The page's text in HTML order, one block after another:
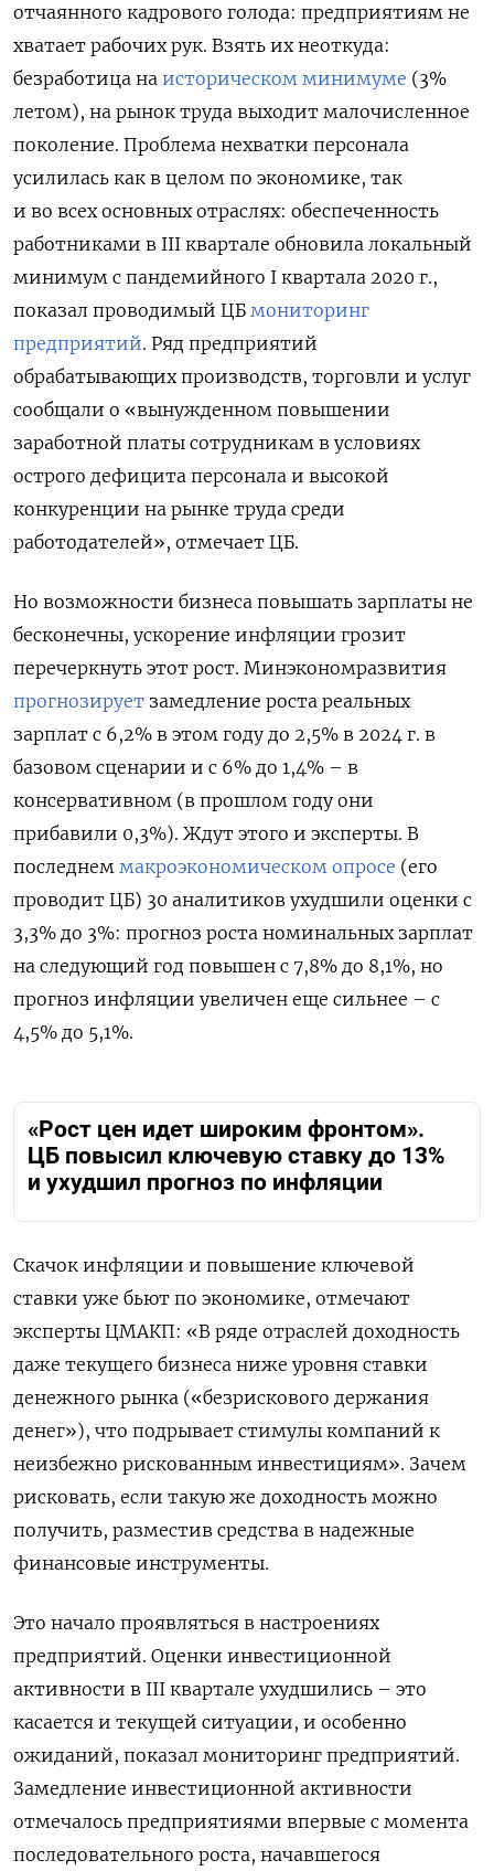
отчаянного кадрового голода: предприятиям не
хватает рабочих рук. Взять их неоткуда:
безработица на историческом минимуме (3%
летом), на рынок труда выходит малочисленное
поколение. Проблема нехватки персонала
усилилась как в целом по экономике, так
и во всех основных отраслях: обеспеченность
работниками в III квартале обновила локальный
минимум с пандемийного I квартала 2020 г.,
показал проводимый ЦБ мониторинг
предприятий. Ряд предприятий
обрабатывающих производств, торговли и услуг
сообщали о «вынужденном повышении
заработной платы сотрудникам в условиях
острого дефицита персонала и высокой
конкуренции на рынке труда среди
работодателей», отмечает ЦБ.
Но возможности бизнеса повышать зарплаты не
бесконечны, ускорение инфляции грозит
перечеркнуть этот рост. Минэкономразвития
прогнозирует замедление роста реальных
зарплат с 6,2% в этом году до 2,5% в 2024 г. в
базовом сценарии и с 6% до 1,4% – в
консервативном (в прошлом году они
прибавили 0,3%). Ждут этого и эксперты. В
последнем макроэкономическом опросе (его
проводит ЦБ) 30 аналитиков ухудшили оценки с
3,3% до 3%: прогноз роста номинальных зарплат
на следующий год повышен с 7,8% до 8,1%, но
прогноз инфляции увеличен еще сильнее – с
4,5% до 5,1%.
«Рост цен идет широким фронтом».
ЦБ повысил ключевую ставку до 13%
и ухудшил прогноз по инфляции
Скачок инфляции и повышение ключевой
ставки уже бьют по экономике, отмечают
эксперты ЦМАКП: «В ряде отраслей доходность
даже текущего бизнеса ниже уровня ставки
денежного рынка («безрискового держания
денег»), что подрывает стимулы компаний к
неизбежно рискованным инвестициям». Зачем
рисковать, если такую же доходность можно
получить, разместив средства в надежные
финансовые инструменты.
Это начало проявляться в настроениях
предприятий. Оценки инвестиционной
активности в III квартале ухудшились – это
касается и текущей ситуации, и особенно
ожиданий, показал мониторинг предприятий.
Замедление инвестиционной активности
отмечалось предприятиями впервые с момента
последовательного роста, начавшегося